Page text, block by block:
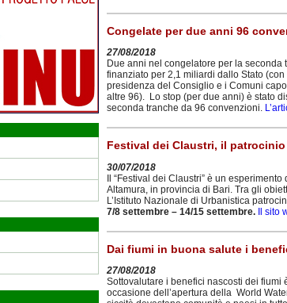
Congelate per due anni 96
27/08/2018
Due anni nel congelatore per la
finanziato per 2,1 miliardi dallo Stato
presidenza del Consiglio e i Comuni
altre 96). Lo stop (per due anni) è stato
seconda tranche da 96 convenzioni.
Festival dei Claustri, il patrocinio
30/07/2018
Il “Festival dei Claustri” è un
Altamura, in provincia di Bari. Tra gli
L’Istituto Nazionale di Urbanistica
7/8 settembre – 14/15 settembre. Il sito
Dai fiumi in buona salute i
27/08/2018
Sottovalutare i benefici nascosti dei
occasione dell’apertura della World